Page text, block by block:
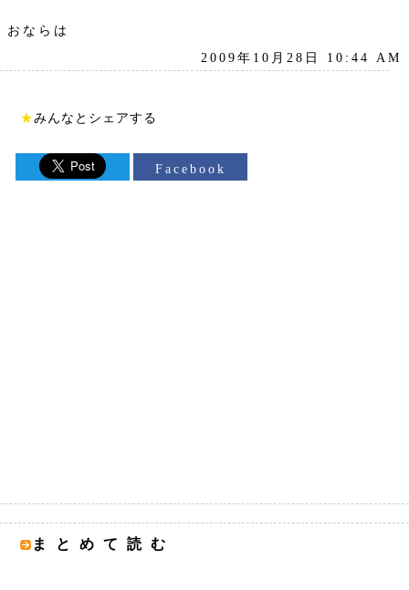
おならは
2009年10月28日 10:44 AM
★みんなとシェアする
Facebook
まとめて読む